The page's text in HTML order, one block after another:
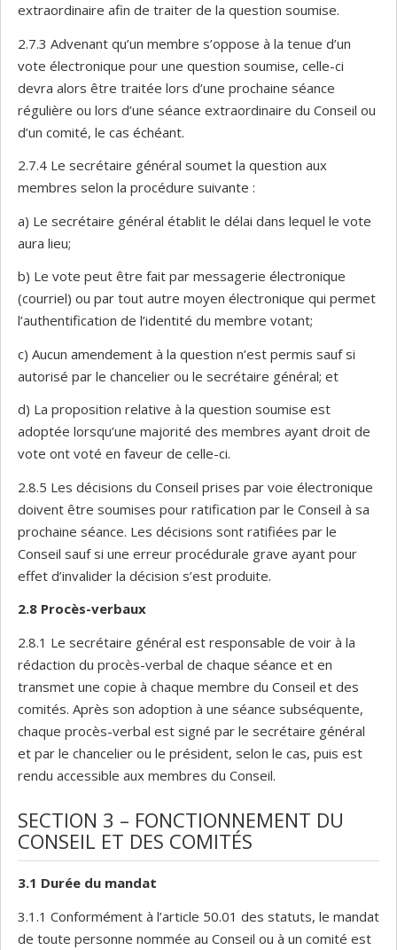
extraordinaire afin de traiter de la question soumise.
2.7.3 Advenant qu’un membre s’oppose à la tenue d’un
vote électronique pour une question soumise, celle-ci
devra alors être traitée lors d’une prochaine séance
régulière ou lors d’une séance extraordinaire du Conseil ou
d’un comité, le cas échéant.
2.7.4 Le secrétaire général soumet la question aux
membres selon la procédure suivante :
a) Le secrétaire général établit le délai dans lequel le vote
aura lieu;
b) Le vote peut être fait par messagerie électronique
(courriel) ou par tout autre moyen électronique qui permet
l’authentification de l’identité du membre votant;
c) Aucun amendement à la question n’est permis sauf si
autorisé par le chancelier ou le secrétaire général; et
d) La proposition relative à la question soumise est
adoptée lorsqu’une majorité des membres ayant droit de
vote ont voté en faveur de celle-ci.
2.8.5 Les décisions du Conseil prises par voie électronique
doivent être soumises pour ratification par le Conseil à sa
prochaine séance. Les décisions sont ratifiées par le
Conseil sauf si une erreur procédurale grave ayant pour
effet d’invalider la décision s’est produite.
2.8 Procès-verbaux
2.8.1 Le secrétaire général est responsable de voir à la
rédaction du procès-verbal de chaque séance et en
transmet une copie à chaque membre du Conseil et des
comités. Après son adoption à une séance subséquente,
chaque procès-verbal est signé par le secrétaire général
et par le chancelier ou le président, selon le cas, puis est
rendu accessible aux membres du Conseil.
SECTION 3 – FONCTIONNEMENT DU
CONSEIL ET DES COMITÉS
3.1 Durée du mandat
3.1.1 Conformément à l’article 50.01 des statuts, le mandat
de toute personne nommée au Conseil ou à un comité est